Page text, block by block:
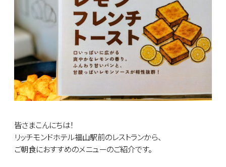
皆さまこんにちは！
リッチモンドホテル福山駅前のレストランから、
ご朝食におすすめのメニューのご紹介です。